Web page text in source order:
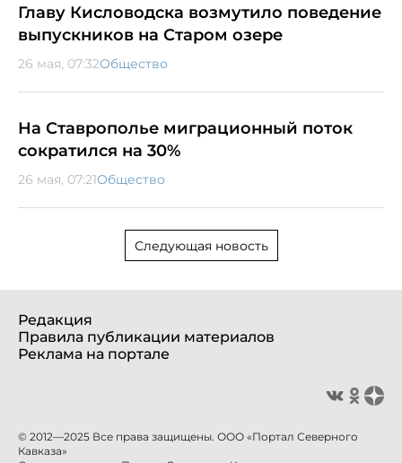
Главу Кисловодска возмутило поведение
выпускников на Старом озере
26 мая, 07:32Общество
На Ставрополье миграционный поток
сократился на 30%
26 мая, 07:21Общество
Следующая новость
Редакция
Правила публикации материалов
Реклама на портале
© 2012—2025 Все права защищены. ООО «Портал Северного
Кавказа»